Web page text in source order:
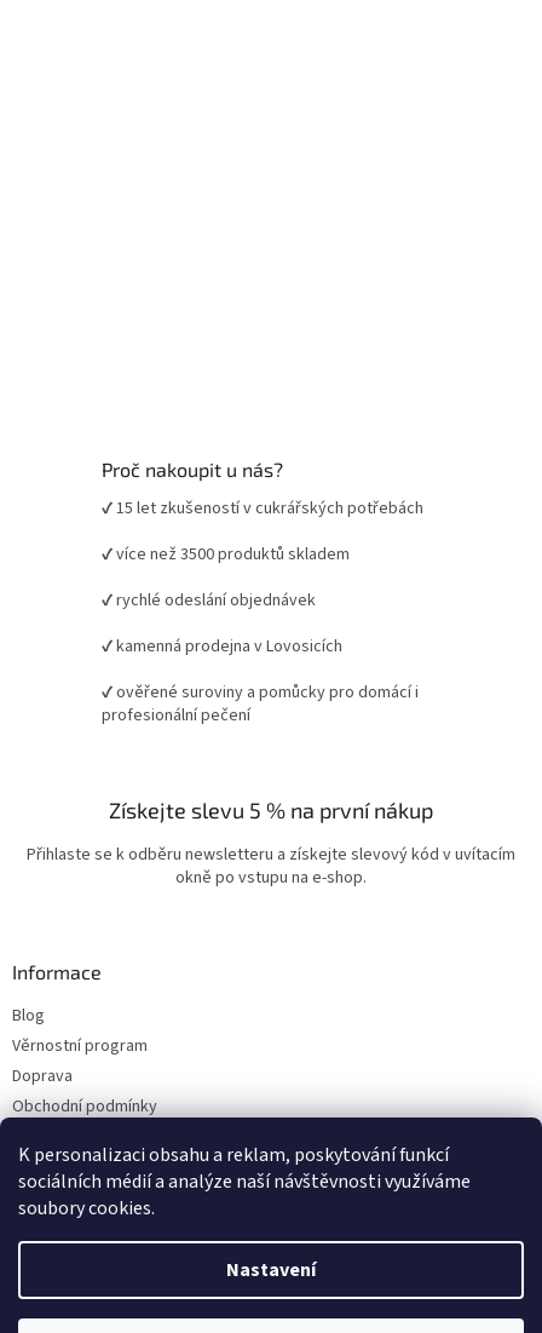
K personalizaci obsahu a reklam, poskytování funkcí
sociálních médií a analýze naší návštěvnosti využíváme
soubory cookies.
Nastavení
Proč nakoupit u nás?
✔ 15 let zkušeností v cukrářských potřebách
✔ více než 3500 produktů skladem
✔ rychlé odeslání objednávek
✔ kamenná prodejna v Lovosicích
✔ ověřené suroviny a pomůcky pro domácí i
profesionální pečení
Získejte slevu 5 % na první nákup
Přihlaste se k odběru newsletteru a získejte slevový kód v uvítacím
okně po vstupu na e-shop.
Informace
Blog
Věrnostní program
Doprava
Obchodní podmínky
Kontakty
Vytvořil Shoptet
5%
NOVINKY
Přihlášením souhlasíte se zasíláním